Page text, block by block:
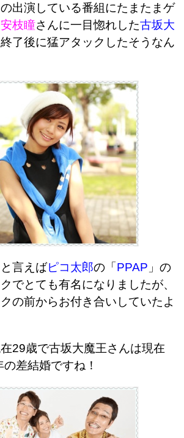
出演している番組にたまたまゲ
安枝瞳さんに一目惚れした古坂大
了後に猛アタックしたそうなん
言えばピコ太郎の「PPAP 」の
でとても有名になりましたが、
の前からお付き合いしていたよ
29歳で古坂大魔王さんは現在
差結婚ですね！